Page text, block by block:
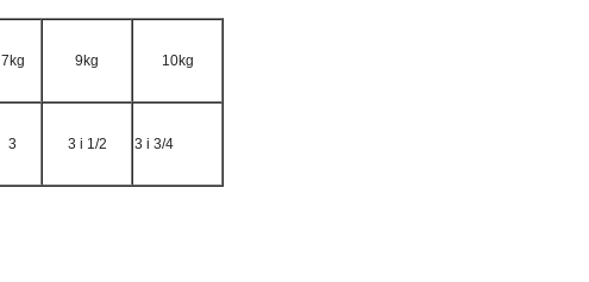
7kg 9kg 10kg
3 3 i 1/2 3 i 3/4